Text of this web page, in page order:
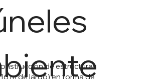
de estructuras
m de largo) en forma de